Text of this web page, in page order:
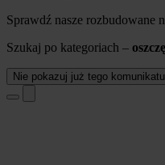
Sprawdź nasze rozbudowane
Szukaj po kategoriach –
Nie pokazuj już tego komunikatu